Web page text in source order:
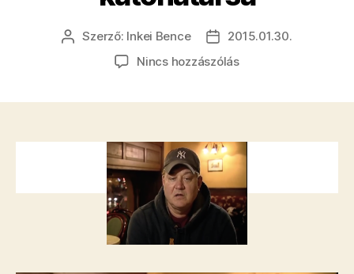
Bejegyzés
Szerző: Inkei Bence
Bejegyzés
dátuma
2015.01.30.
Nincs hozzászólása(z)
katonatársa
bejegyzéshez